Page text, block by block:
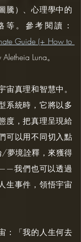
騰）、心理學中的
。參考閱讀：
Guide (+ How to
Aletheia Luna。
真理和智慧中。
系統時，它將以多
度，把真理呈現給
可以用不同切入點
夢境詮釋，來獲得
我們也可以透過
生事件，領悟宇宙
：「我的人生何去